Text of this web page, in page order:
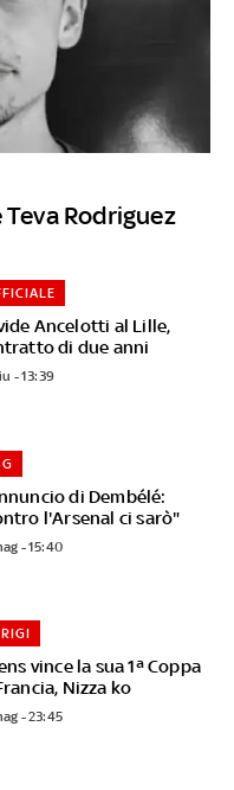
Rodriguez
Ancelotti al Lille,
di due anni
- 13:39
di Dembélé:
l'Arsenal ci sarò"
- 15:40
vince la sua 1ª Coppa
Nizza ko
- 23:45